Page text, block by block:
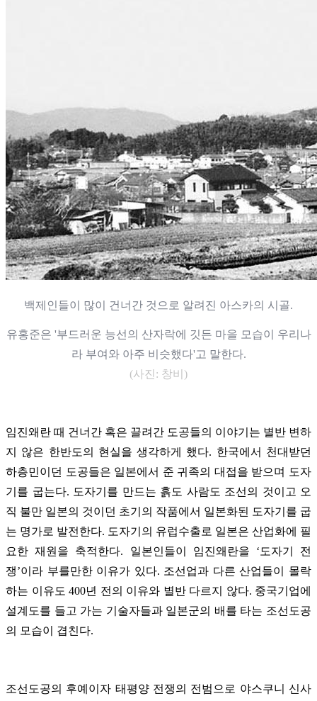
백제인들이 많이 건너간 것으로 알려진 아스카의 시골.
유홍준은 '부드러운 능선의 산자락에 깃든 마을 모습이 우리나
라 부여와 아주 비슷했다'고 말한다.
(사진: 창비)
임진왜란 때 건너간 혹은 끌려간 도공들의 이야기는 별반 변하
지 않은 한반도의 현실을 생각하게 했다. 한국에서 천대받던
하층민이던 도공들은 일본에서 준 귀족의 대접을 받으며 도자
기를 굽는다. 도자기를 만드는 흙도 사람도 조선의 것이고 오
직 불만 일본의 것이던 초기의 작품에서 일본화된 도자기를 굽
는 명가로 발전한다. 도자기의 유럽수출로 일본은 산업화에 필
요한 재원을 축적한다. 일본인들이 임진왜란을 ‘도자기 전
쟁’이라 부를만한 이유가 있다. 조선업과 다른 산업들이 몰락
하는 이유도 400년 전의 이유와 별반 다르지 않다. 중국기업에
설계도를 들고 가는 기술자들과 일본군의 배를 타는 조선도공
의 모습이 겹친다.
조선도공의 후예이자 태평양 전쟁의 전범으로 야스쿠니 신사